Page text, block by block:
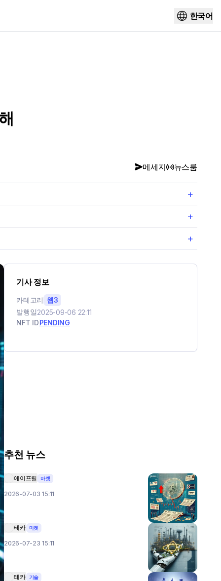
한국어
메세지 뉴스룸
+
+
+
기사 정보
카테고리 웹3
발행일2025-09-06 22:11
NFT IDPENDING
추천 뉴스
에이프릴 마켓
2026-07-03 15:11
테카 마켓
2026-07-23 15:11
테카 기술